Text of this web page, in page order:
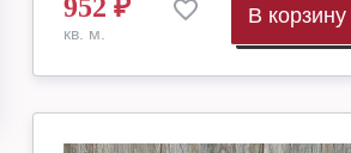
952 ₽
кв. м.
В корзину